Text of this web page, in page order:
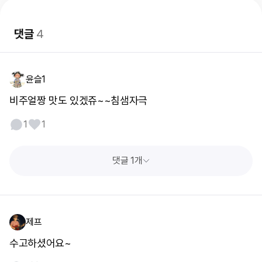
댓글4
윤슬1
비주얼짱 맛도 있겠쥬~~침샘자극
1 1
댓글 1개
제프
수고하셨어요~